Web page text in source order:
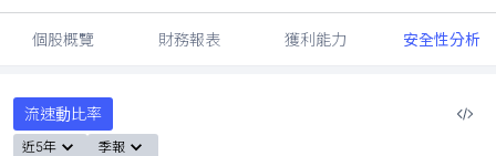
個股概覽 財務報表 獲利能力 安全性分析
流速動比率
近5年 季報